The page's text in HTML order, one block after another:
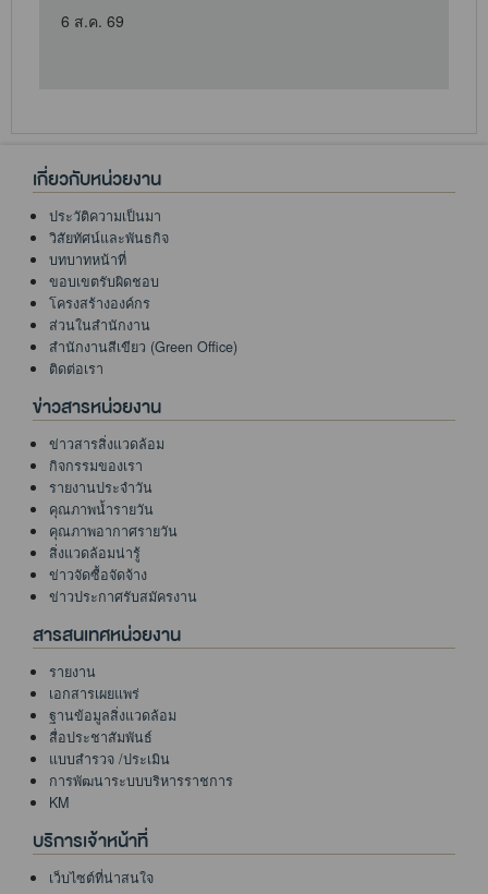
6 ส.ค. 69
เกี่ยวกับหน่วยงาน
ประวัติความเป็นมา
วิสัยทัศน์และพันธกิจ
บทบาทหน้าที่
ขอบเขตรับผิดชอบ
โครงสร้างองค์กร
ส่วนในสำนักงาน
สำนักงานสีเขียว (Green Office)
ติดต่อเรา
ข่าวสารหน่วยงาน
ข่าวสารสิ่งแวดล้อม
กิจกรรมของเรา
รายงานประจำวัน
คุณภาพน้ำรายวัน
คุณภาพอากาศรายวัน
สิ่งแวดล้อมน่ารู้
ข่าวจัดซื้อจัดจ้าง
ข่าวประกาศรับสมัครงาน
สารสนเทศหน่วยงาน
รายงาน
เอกสารเผยแพร่
ฐานข้อมูลสิ่งแวดล้อม
สื่อประชาสัมพันธ์
แบบสำรวจ /ประเมิน
การพัฒนาระบบบริหารราชการ
KM
บริการเจ้าหน้าที่
เว็บไซต์ที่น่าสนใจ